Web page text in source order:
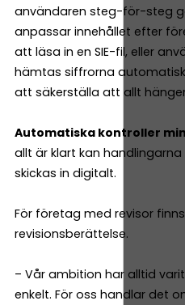
användaren steg-för-steg
anpassar innehållet efter
att läsa in en SIE-fil, eller
hämtas siffrorna
att säkerställa att allt
Automatiska kontroller
allt är klart kan handlingarna
skickas in digitalt.
För företag med revisor
revisionsberättelse.
– Vår ambition har alltid
enkelt. För oss handlar det